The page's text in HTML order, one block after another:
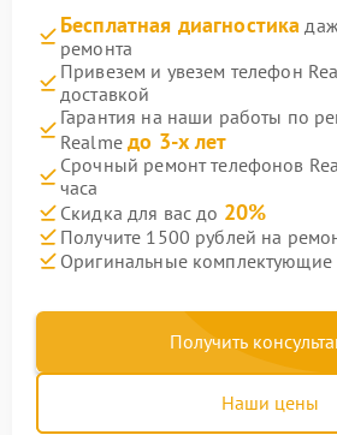
Бесплатная диагностика
ремонта
Привезем и увезем телефон
доставкой
Гарантия на наши работы по
Realmeдо 3-х лет
Срочный ремонт телефонов
часа
Скидка для вас до 20%
Получите 1500 рублей на
Оригинальные комплектующие
Получить
Наши цены